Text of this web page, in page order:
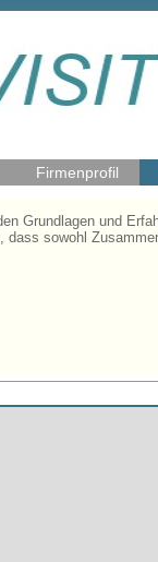
Firmenprofil
Grundlagen und
sowohl